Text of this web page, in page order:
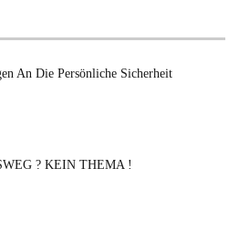
An Die Persönliche Sicherheit
? KEIN THEMA !